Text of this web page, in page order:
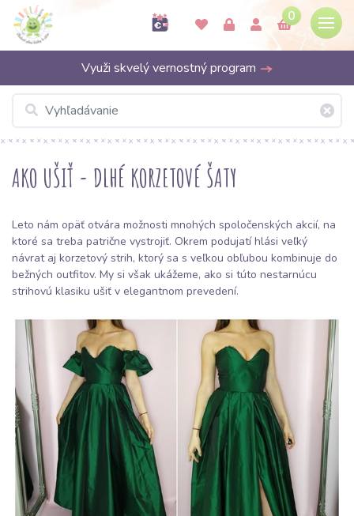
0
Využi skvelý vernostný program
AKO UŠIŤ - DLHÉ KORZETOVÉ ŠATY
Leto nám opäť otvára možnosti mnohých spoločenských akcií, na
ktoré sa treba patrične vystrojiť. Okrem podujatí hlási veľký
návrat aj korzetový strih, ktorý sa s veľkou obľubou kombinuje do
bežných outfitov. My si však ukážeme, ako si túto nestarnúcu
strihovú klasiku ušiť v elegantnom prevedení.